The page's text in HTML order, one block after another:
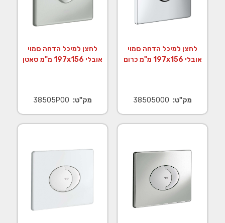
לחצן למיכל הדחה סמוי
אובלי x156‏197 מ"מ כרום
מק"ט: 38505000
לחצן למיכל הדחה סמוי
אובלי x156‏197 מ"מ סאטן
מק"ט: 38505P00